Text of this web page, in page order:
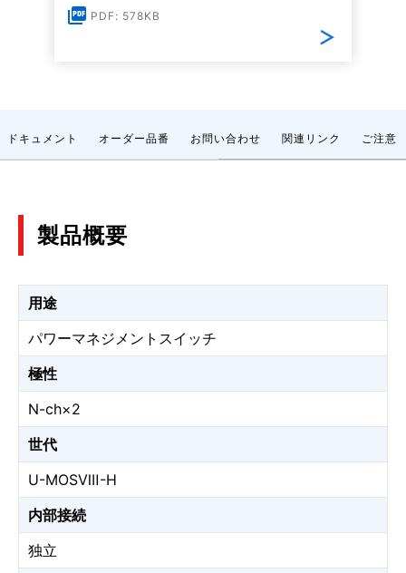
PDF: 578KB
ドキュメント オーダー品番 お問い合わせ 関連リンク ご注意
製品概要
用途
パワーマネジメントスイッチ
極性
N-ch×2
世代
U-MOSⅧ-H
内部接続
独立